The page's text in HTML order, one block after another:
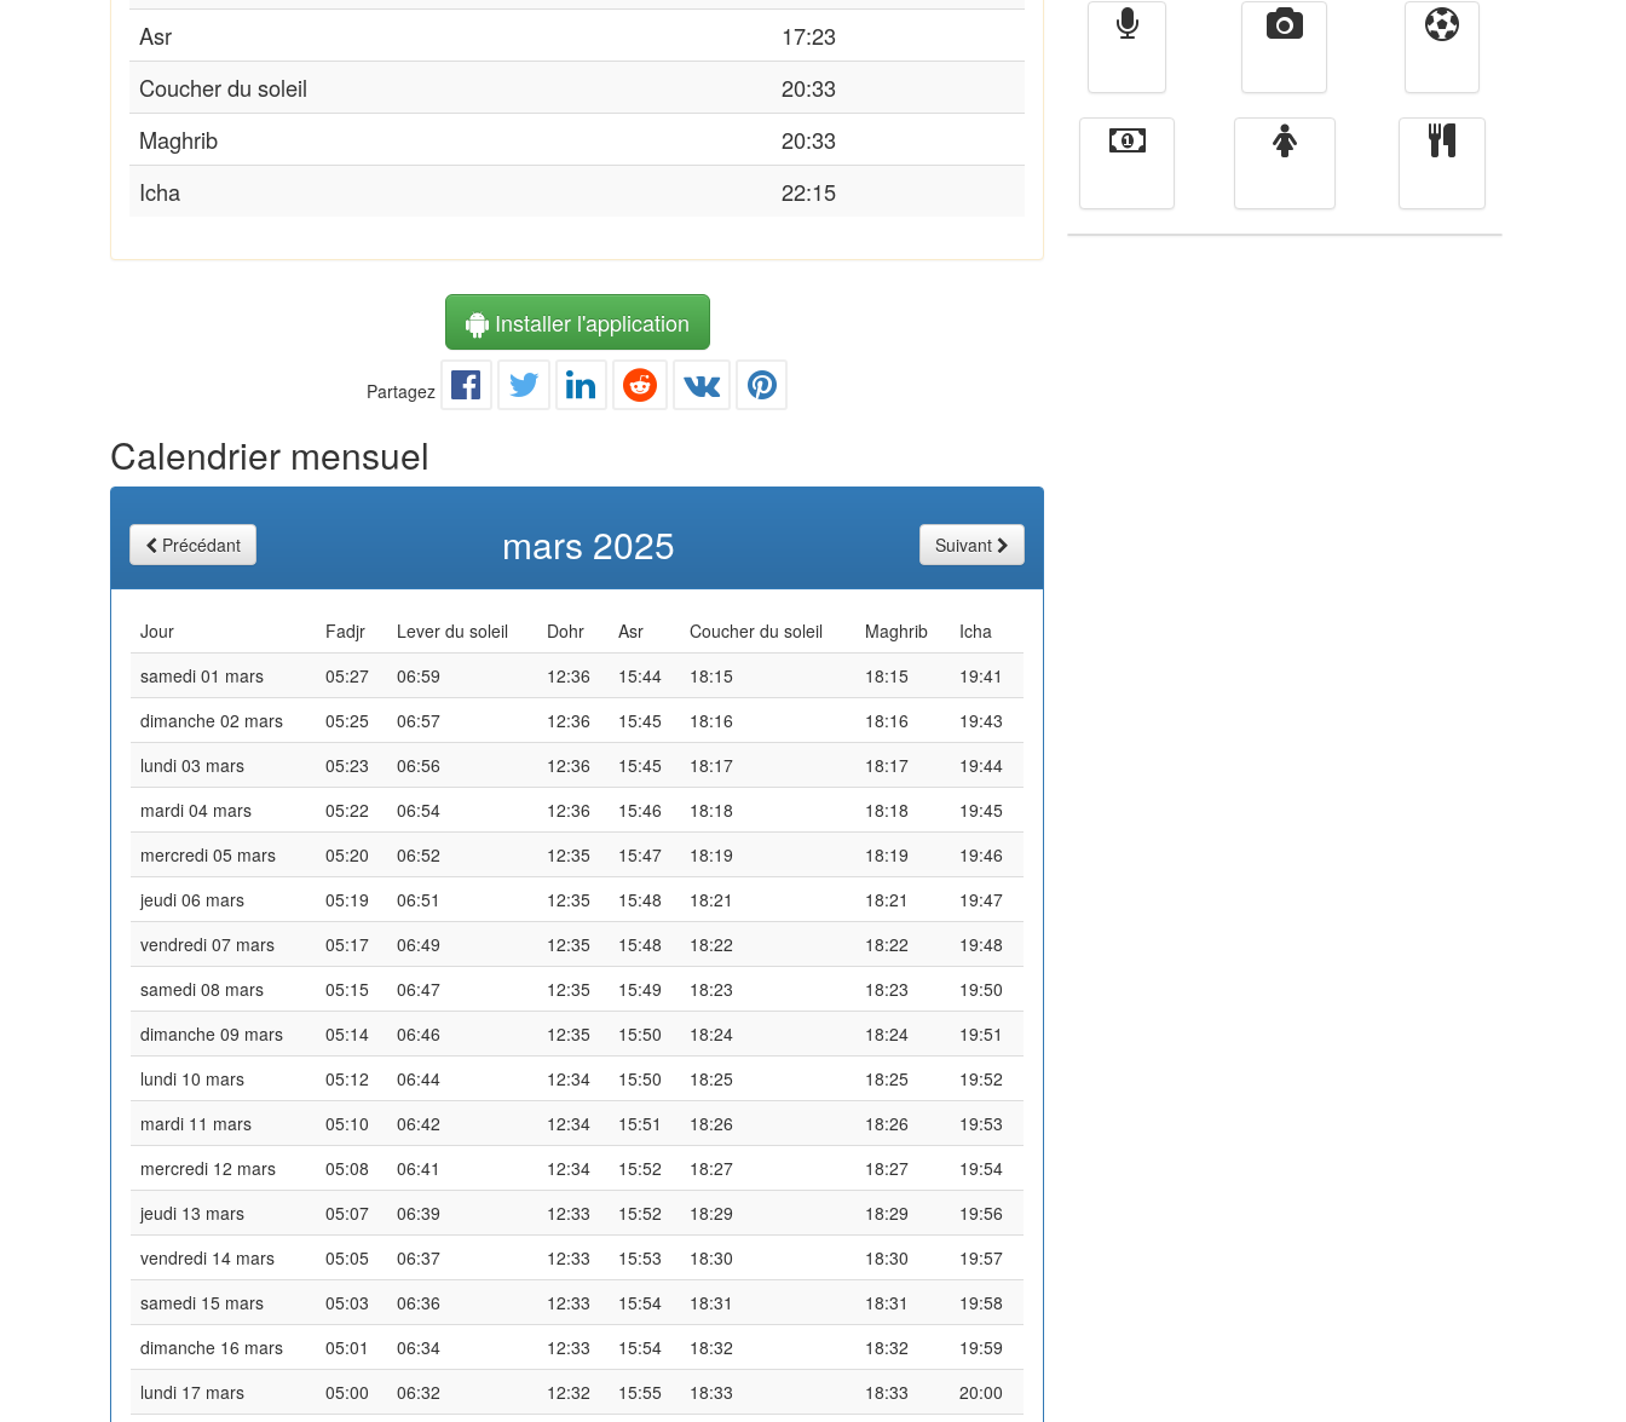
Asr
17:23
Coucher du soleil
20:33
Maghrib
20:33
Icha
22:15
Installer l'application
Partagez
Calendrier mensuel
Précédant mars 2025 Suivant
Jour Fadjr Lever du soleil Dohr Asr Coucher du soleil Maghrib
Icha
samedi 01 mars
05:27 06:59 12:36 15:44 18:15 18:15
19:41
dimanche 02 mars
05:25 06:57 12:36 15:45 18:16 18:16
19:43
lundi 03 mars
05:23 06:56 12:36 15:45 18:17 18:17
19:44
mardi 04 mars
05:22 06:54 12:36 15:46 18:18 18:18
19:45
mercredi 05 mars
05:20 06:52 12:35 15:47 18:19 18:19
19:46
jeudi 06 mars
05:19 06:51 12:35 15:48 18:21 18:21
19:47
vendredi 07 mars
05:17 06:49 12:35 15:48 18:22 18:22
19:48
samedi 08 mars
05:15 06:47 12:35 15:49 18:23 18:23
19:50
dimanche 09 mars
05:14 06:46 12:35 15:50 18:24 18:24
19:51
lundi 10 mars
05:12 06:44 12:34 15:50 18:25 18:25
19:52
mardi 11 mars
05:10 06:42 12:34 15:51 18:26 18:26
19:53
mercredi 12 mars
05:08 06:41 12:34 15:52 18:27 18:27
19:54
jeudi 13 mars
05:07 06:39 12:33 15:52 18:29 18:29
19:56
vendredi 14 mars
05:05 06:37 12:33 15:53 18:30 18:30
19:57
samedi 15 mars
05:03 06:36 12:33 15:54 18:31 18:31
19:58
dimanche 16 mars
05:01 06:34 12:33 15:54 18:32 18:32
19:59
lundi 17 mars
05:00 06:32 12:32 15:55 18:33 18:33
20:00